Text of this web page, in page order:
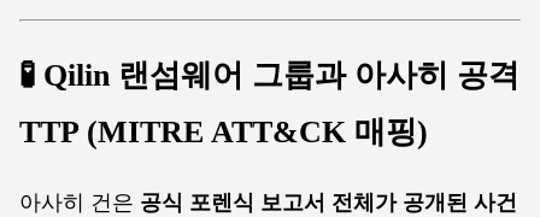
🧪 Qilin 랜섬웨어 그룹과 아사히 공격
TTP (MITRE ATT&CK 매핑)
아사히 건은 공식 포렌식 보고서 전체가 공개된 사건